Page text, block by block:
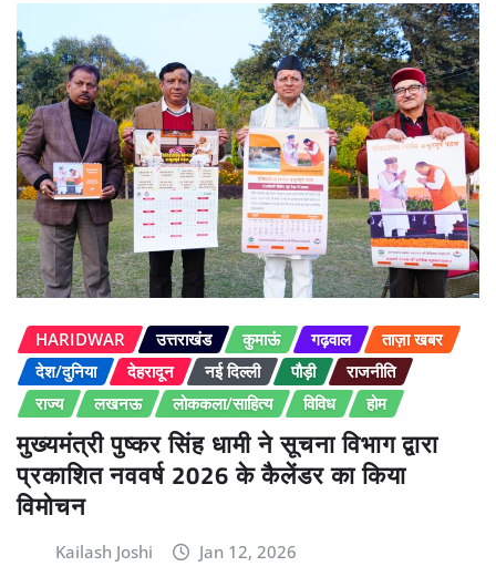
HARIDWAR उत्तराखंड कुमाऊं गढ़वाल
ताज़ा खबर
देश/दुनिया
देहरादून नई दिल्ली पौड़ी
राजनीति
राज्य
लखनऊ लोककला/साहित्य विविध होम
मुख्यमंत्री पुष्कर सिंह धामी ने सूचना विभाग द्वारा
प्रकाशित नववर्ष 2026 के कैलेंडर का किया
विमोचन
Kailash Joshi Jan 12, 2026